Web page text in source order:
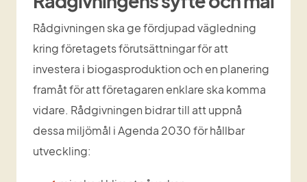
Rådgivningen ska ge fördjupad vägledning
kring företagets förutsättningar för att
investera i biogasproduktion och en planering
framåt för att företagaren enklare ska komma
vidare. Rådgivningen bidrar till att uppnå
dessa miljömål i Agenda 2030 för hållbar
utveckling: